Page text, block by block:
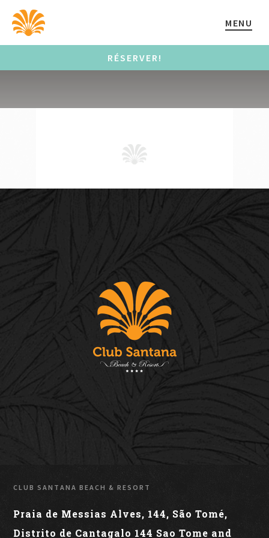
MENU
RÉSERVER!
CLUB SANTANA BEACH & RESORT
Praia de Messias Alves, 144, São Tomé,
Distrito de Cantagalo 144 Sao Tome and